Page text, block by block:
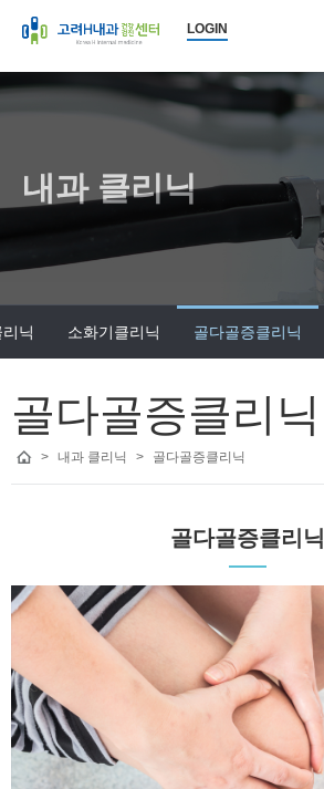
LOGIN
내과 클리닉
닉 소화기클리닉 골다골증클리닉
골다골증클리닉
> 내과 클리닉 > 골다골증클리닉
골다골증클리닉